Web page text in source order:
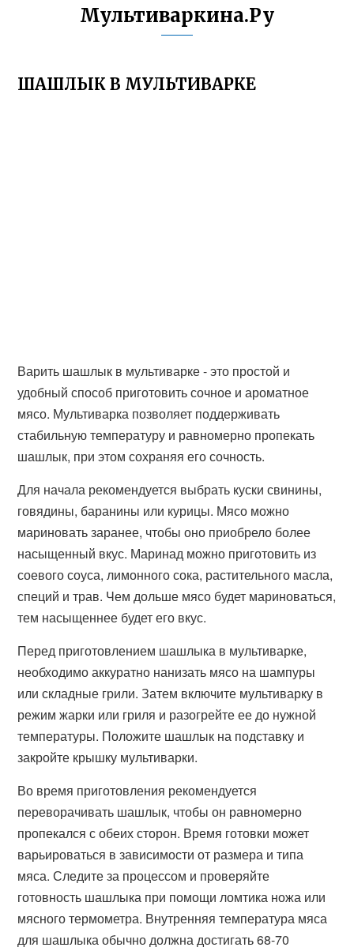
Мультиваркина.Ру
ШАШЛЫК В МУЛЬТИВАРКЕ
Варить шашлык в мультиварке - это простой и
удобный способ приготовить сочное и ароматное
мясо. Мультиварка позволяет поддерживать
стабильную температуру и равномерно пропекать
шашлык, при этом сохраняя его сочность.
Для начала рекомендуется выбрать куски свинины,
говядины, баранины или курицы. Мясо можно
мариновать заранее, чтобы оно приобрело более
насыщенный вкус. Маринад можно приготовить из
соевого соуса, лимонного сока, растительного масла,
специй и трав. Чем дольше мясо будет мариноваться,
тем насыщеннее будет его вкус.
Перед приготовлением шашлыка в мультиварке,
необходимо аккуратно нанизать мясо на шампуры
или складные грили. Затем включите мультиварку в
режим жарки или гриля и разогрейте ее до нужной
температуры. Положите шашлык на подставку и
закройте крышку мультиварки.
Во время приготовления рекомендуется
переворачивать шашлык, чтобы он равномерно
пропекался с обеих сторон. Время готовки может
варьироваться в зависимости от размера и типа
мяса. Следите за процессом и проверяйте
готовность шашлыка при помощи ломтика ножа или
мясного термометра. Внутренняя температура мяса
для шашлыка обычно должна достигать 68-70